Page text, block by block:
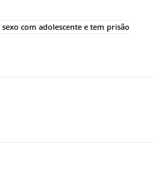
com adolescente e tem prisão